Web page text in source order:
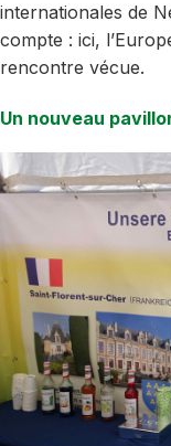
internationales de
compte : ici,
rencontre vécue.
Un nouveau